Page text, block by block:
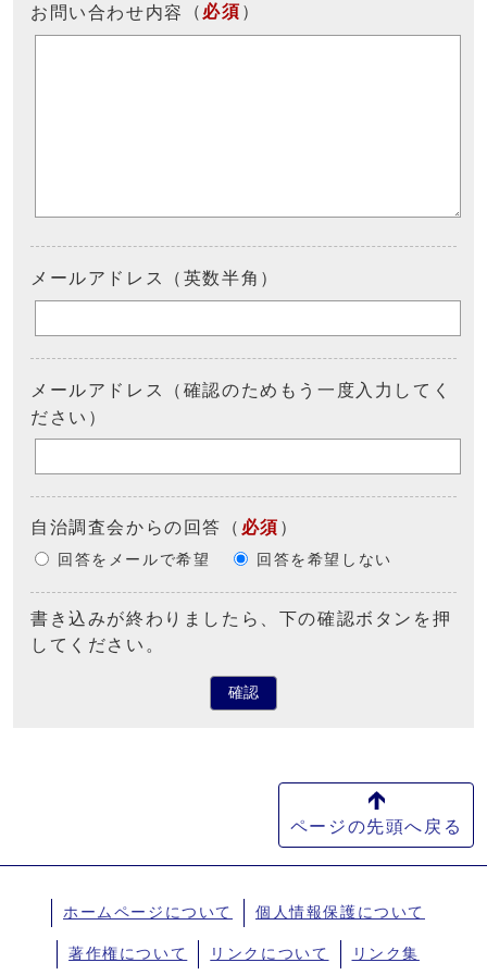
お問い合わせ内容 （ 必須 ）
メールアドレス（英数半角）
メールアドレス（確認のためもう一度入力してく
ださい）
自治調査会からの回答 （ 必須 ）
回答をメールで希望 回答を希望しない
書き込みが終わりましたら、下の確認ボタンを押
してください。
確認
ページの先頭へ戻る
ホームページについて 個人情報保護について
著作権について リンクについて リンク集